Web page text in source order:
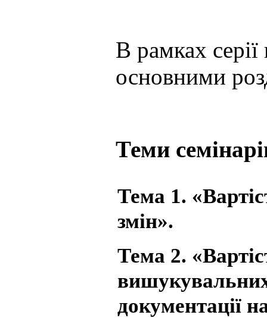
В рамках серії
основними
Теми
Тема 1.
змін».
Тема 2.
вишукувальних
документації